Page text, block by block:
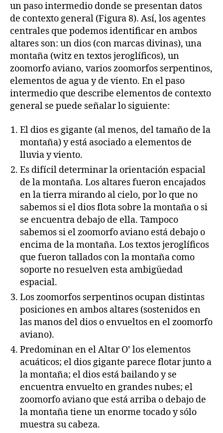
un paso intermedio donde se presentan datos
de contexto general (Figura 8). Así, los agentes
centrales que podemos identificar en ambos
altares son: un dios (con marcas divinas), una
montaña (witz en textos jeroglíficos), un
zoomorfo aviano, varios zoomorfos serpentinos,
elementos de agua y de viento. En el paso
intermedio que describe elementos de contexto
general se puede señalar lo siguiente:
El dios es gigante (al menos, del tamaño de la
montaña) y está asociado a elementos de
lluvia y viento.
Es difícil determinar la orientación espacial
de la montaña. Los altares fueron encajados
en la tierra mirando al cielo, por lo que no
sabemos si el dios flota sobre la montaña o si
se encuentra debajo de ella. Tampoco
sabemos si el zoomorfo aviano está debajo o
encima de la montaña. Los textos jeroglíficos
que fueron tallados con la montaña como
soporte no resuelven esta ambigüedad
espacial.
Los zoomorfos serpentinos ocupan distintas
posiciones en ambos altares (sostenidos en
las manos del dios o envueltos en el zoomorfo
aviano).
Predominan en el Altar O’ los elementos
acuáticos; el dios gigante parece flotar junto a
la montaña; el dios está bailando y se
encuentra envuelto en grandes nubes; el
zoomorfo aviano que está arriba o debajo de
la montaña tiene un enorme tocado y sólo
muestra su cabeza.